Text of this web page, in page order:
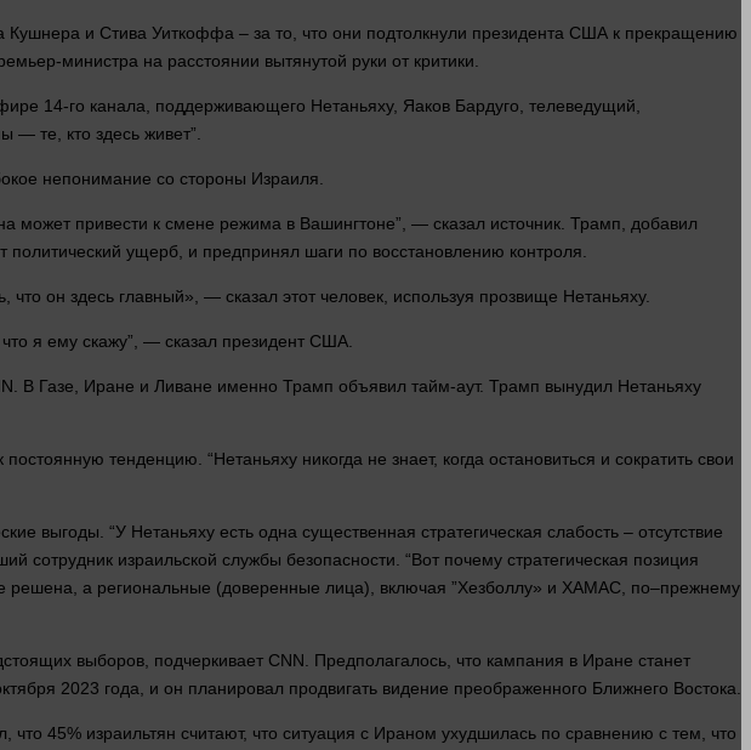
Кушнера и Стива Уиткоффа – за то, что они подтолкнули президента США к прекращению
министра на расстоянии вытянутой руки от критики.
14-го канала, поддерживающего Нетаньяху, Яаков Бардуго, телеведущий,
— те, кто здесь живет”.
непонимание со стороны Израиля.
может привести к смене режима в Вашингтоне”, — сказал источник. Трамп, добавил
ущерб, и предпринял шаги по восстановлению контроля.
что он здесь главный», — сказал этот человек , используя прозвище Нетаньяху.
я ему скажу”, — сказал президент США.
В Газе, Иране и Ливане именно Трамп объявил тайм-аут. Трамп вынудил Нетаньяху
тенденцию. “Нетаньяху никогда не знает, когда остановиться и сократить свои
выгоды. “У Нетаньяху есть одна существенная стратегическая слабость – отсутствие
сотрудник израильской службы безопасности. “Вот почему стратегическая позиция
решена, а региональные (доверенные лица), включая ”Хезболлу» и ХАМАС, по–прежнему
выборов, подчеркивает CNN. Предполагалось, что кампания в Иране станет
2023 года , и он планировал продвигать видение преображенного Ближнего Востока.
45% израильтян считают, что ситуация с Ираном ухудшилась по сравнению с тем, что